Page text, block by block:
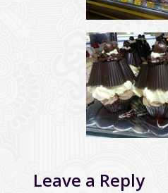
Leave a Reply